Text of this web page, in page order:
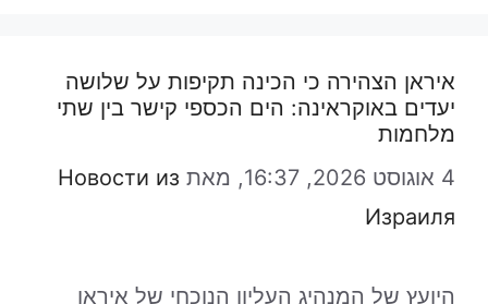
איראן הצהירה כי הכינה תקיפות על שלושה
יעדים באוקראינה: הים הכספי קישר בין שתי
מלחמות
4 אוגוסט 2026, 16:37,
מאת Новости из
Израиля
היועץ של המנהיג העליון הנוכחי של איראן